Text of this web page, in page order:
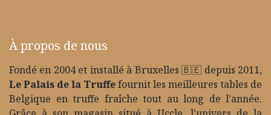
À propos de nous
Fondé en 2004 et installé à Bruxelles 🇧🇪 depuis 2011,
Le Palais de la Truffefournit les meilleures tables de
Belgique en truffe fraîche tout au long de l'année.